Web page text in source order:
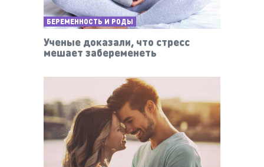
БЕРЕМЕННОСТЬ И РОДЫ
Ученые доказали, что стресс
мешает забеременеть